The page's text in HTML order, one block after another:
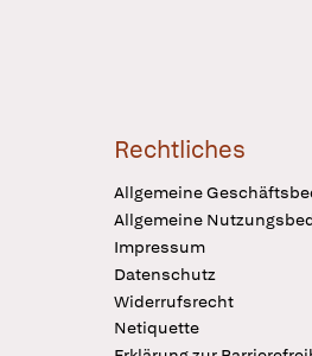
Rechtliches
Allgemeine
Allgemeine
Impressum
Datenschutz
Widerrufsrecht
Netiquette